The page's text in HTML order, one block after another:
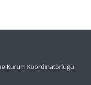
Kurum Koordinatörlüğü